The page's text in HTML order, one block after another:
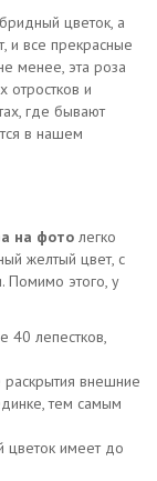
цветок, а
и все прекрасные
менее, эта роза
отростков и
где бывают
в нашем
на фото легко
желтый цвет, с
Помимо этого, у
40 лепестков,
внешние
тем самым
цветок имеет до